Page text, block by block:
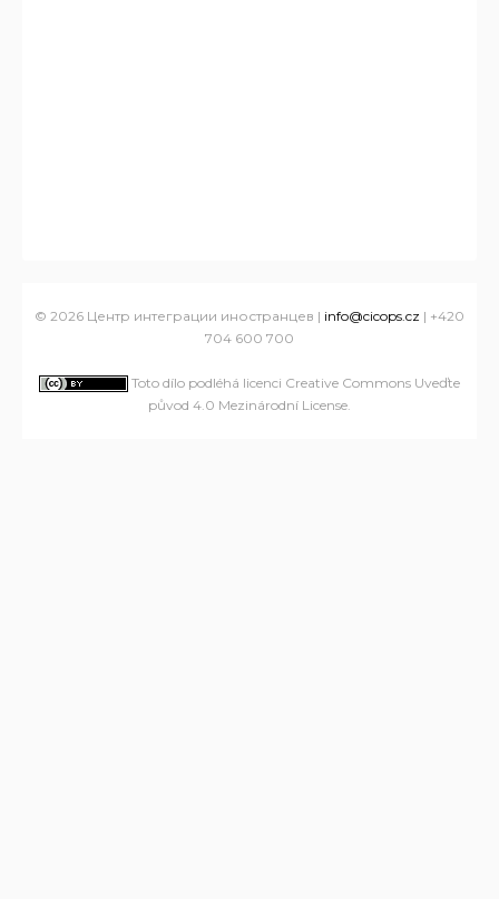
© 2026 Центр интеграции иностранцев | info@cicops.cz | +420
704 600 700
Toto dílo podléhá licenci Creative Commons Uveďte
původ 4.0 Mezinárodní License.